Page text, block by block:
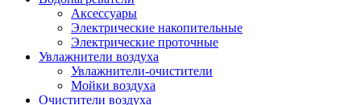
Аксессуары
Электрические накопительные
Электрические проточные
Увлажнители воздуха
Увлажнители-очистители
Мойки воздуха
Очистители воздуха